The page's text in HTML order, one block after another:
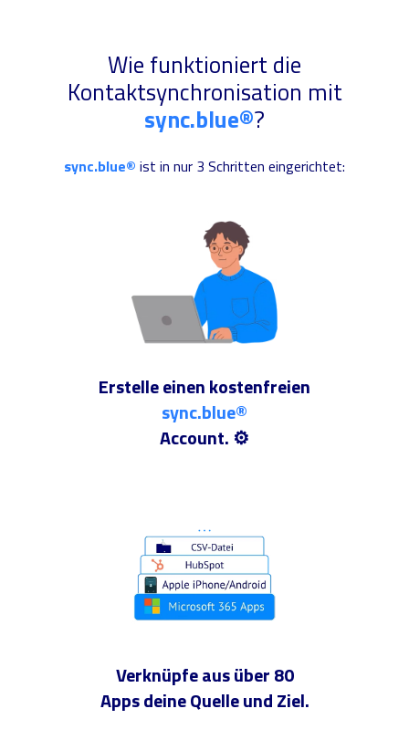
Wie funktioniert die
Kontaktsynchronisation mit
sync.blue®?
sync.blue® ist in nur 3 Schritten eingerichtet:
Erstelle einen kostenfreien
sync.blue®
Account. ⚙️
Verknüpfe aus über 80
Apps deine Quelle und Ziel.